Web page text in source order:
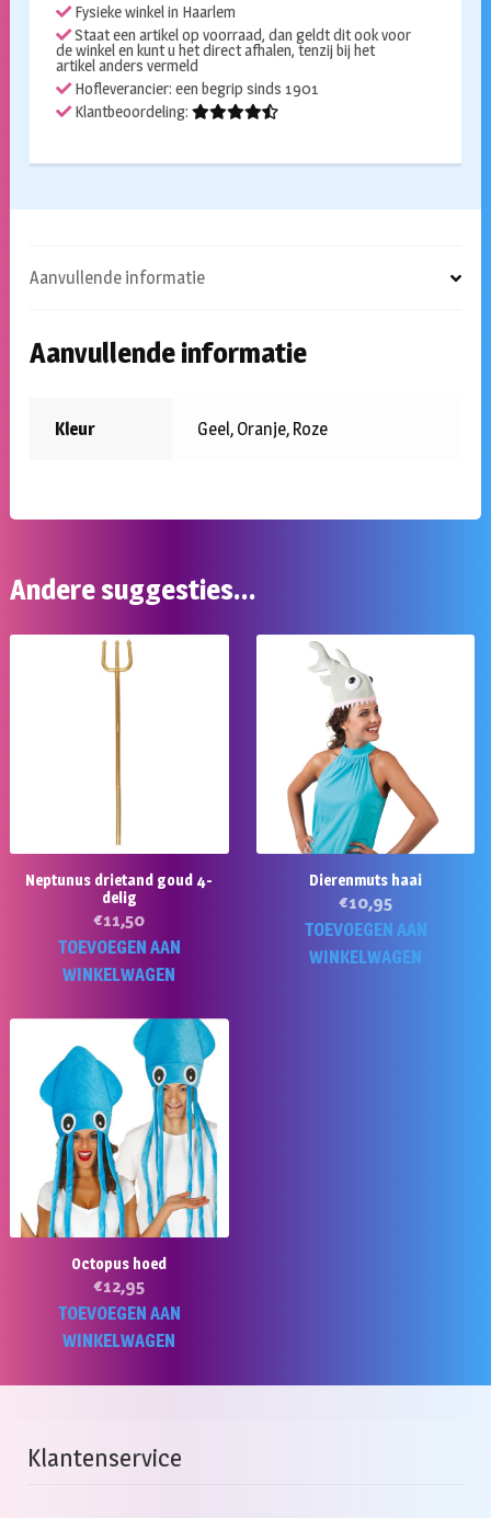
Fysieke winkel in Haarlem
Staat een artikel op voorraad, dan geldt dit ook voor
de winkel en kunt u het direct afhalen, tenzij bij het
artikel anders vermeld
Hofleverancier: een begrip sinds 1901
Klantbeoordeling:
Aanvullende informatie
Aanvullende informatie
Kleur Geel, Oranje, Roze
Andere suggesties…
Neptunus drietand goud 4-
delig
€11,50
TOEVOEGEN AAN
WINKELWAGEN
Dierenmuts haai
€10,95
TOEVOEGEN AAN
WINKELWAGEN
Octopus hoed
€12,95
TOEVOEGEN AAN
WINKELWAGEN
Klantenservice